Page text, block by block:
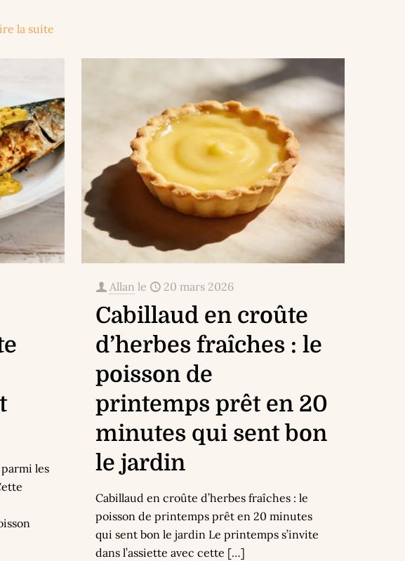
la suite
les
Allan le 20 mars 2026
Cabillaud en croûte
d’herbes fraîches : le
poisson de
printemps prêt en 20
minutes qui sent bon
le jardin
Cabillaud en croûte d’herbes fraîches : le
poisson de printemps prêt en 20 minutes
qui sent bon le jardin Le printemps s’invite
dans l’assiette avec cette […]